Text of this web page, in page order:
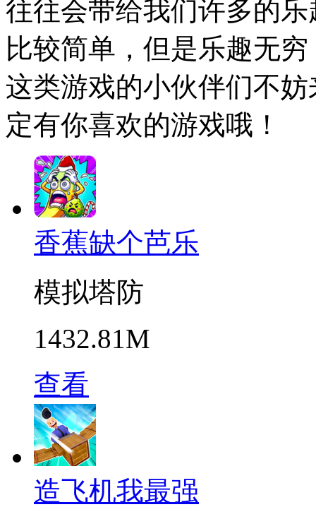
往往会带给我们许多的
比较简单，但是乐趣无
这类游戏的小伙伴们不
定有你喜欢的游戏哦！
香蕉缺个芭乐
模拟塔防
1432.81M
查看
造飞机我最强